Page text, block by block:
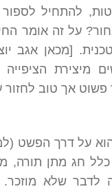
להתחיל
על זה אומר
[מכאן אגב
מיצירת
אך טוב לחזור
על דרך הפשט
חג מתן תורה,
לדבר שלא